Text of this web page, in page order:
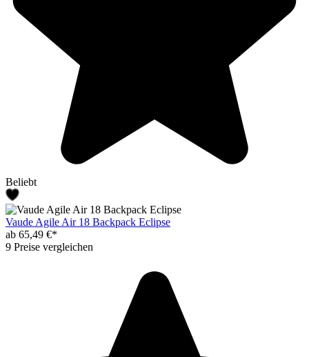
Beliebt
Vaude Agile Air 18 Backpack Eclipse
ab 65,49 €*
9 Preise vergleichen